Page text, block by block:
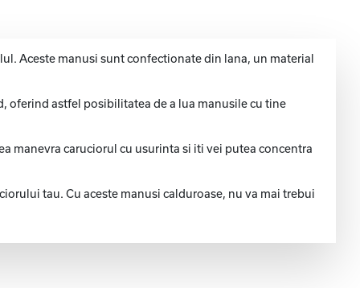
Aceste manusi sunt confectionate din lana, un material
oferind astfel posibilitatea de a lua manusile cu tine
manevra caruciorul cu usurinta si iti vei putea concentra
tau. Cu aceste manusi calduroase, nu va mai trebui